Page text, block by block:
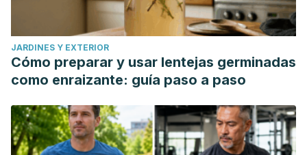
JARDINES Y EXTERIOR
Cómo preparar y usar lentejas germinadas
como enraizante: guía paso a paso